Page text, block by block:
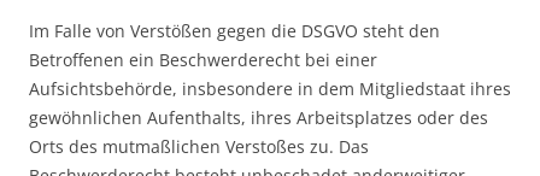
Im Falle von Verstößen gegen die DSGVO steht den
Betroffenen ein Beschwerderecht bei einer
Aufsichtsbehörde, insbesondere in dem Mitgliedstaat ihres
gewöhnlichen Aufenthalts, ihres Arbeitsplatzes oder des
Orts des mutmaßlichen Verstoßes zu. Das